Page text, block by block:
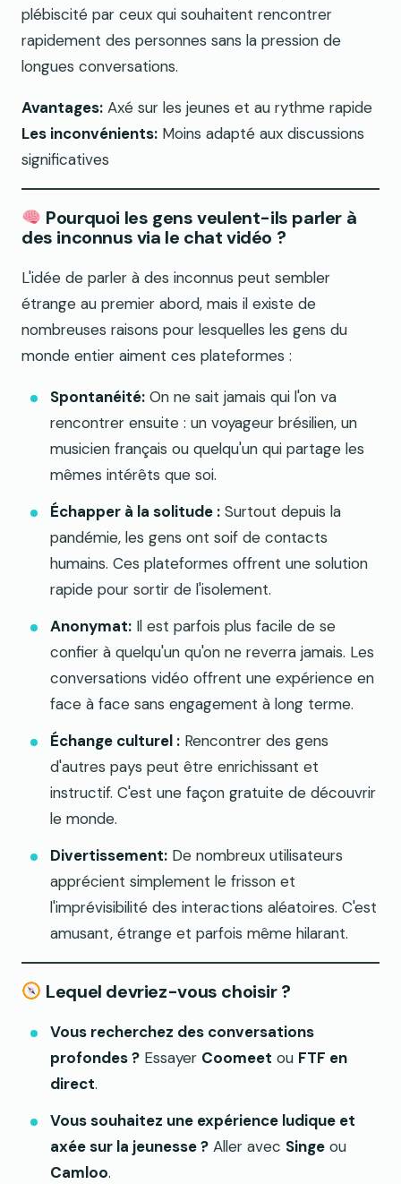
plébiscité par ceux qui souhaitent rencontrer
rapidement des personnes sans la pression de
longues conversations.
Avantages: Axé sur les jeunes et au rythme rapide
Les inconvénients: Moins adapté aux discussions
significatives
Pourquoi les gens veulent-ils parler à
des inconnus via le chat vidéo ?
L'idée de parler à des inconnus peut sembler
étrange au premier abord, mais il existe de
nombreuses raisons pour lesquelles les gens du
monde entier aiment ces plateformes :
Spontanéité: On ne sait jamais qui l'on va
rencontrer ensuite : un voyageur brésilien, un
musicien français ou quelqu'un qui partage les
mêmes intérêts que soi.
Échapper à la solitude : Surtout depuis la
pandémie, les gens ont soif de contacts
humains. Ces plateformes offrent une solution
rapide pour sortir de l'isolement.
Anonymat: Il est parfois plus facile de se
confier à quelqu'un qu'on ne reverra jamais. Les
conversations vidéo offrent une expérience en
face à face sans engagement à long terme.
Échange culturel : Rencontrer des gens
d'autres pays peut être enrichissant et
instructif. C'est une façon gratuite de découvrir
le monde.
Divertissement: De nombreux utilisateurs
apprécient simplement le frisson et
l'imprévisibilité des interactions aléatoires. C'est
amusant, étrange et parfois même hilarant.
Lequel devriez-vous choisir ?
Vous recherchez des conversations
profondes ? Essayer Coomeet ou FTF en
direct.
Vous souhaitez une expérience ludique et
axée sur la jeunesse ? Aller avec Singe ou
Camloo.